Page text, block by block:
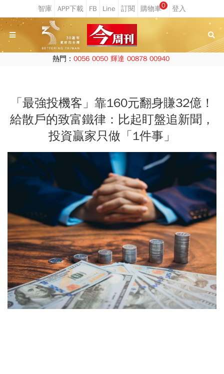
0
熱門： 0056 0050 輝達 00878 00940
「最強投機客」靠160元翻身賺32億！
給散戶的致富鐵律：比起盯盤追新聞，
投資贏家只做「1件事」